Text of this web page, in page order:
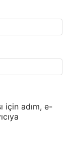
için adım, e-